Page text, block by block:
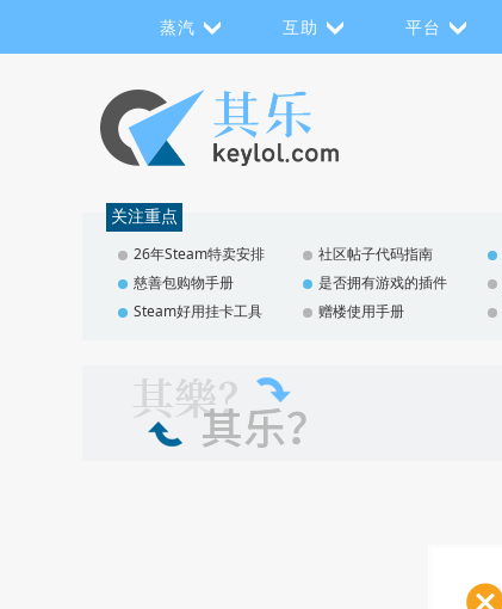
蒸汽 互助 平台
关注重点
26年Steam特卖安排 社区帖子代码指南
慈善包购物手册
是否拥有游戏的插件
Steam好用挂卡工具
赠楼使用手册